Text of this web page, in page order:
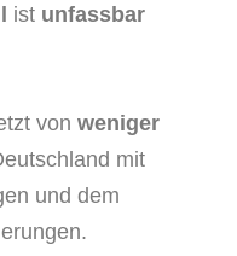
ist unfassbar
von weniger
mit
und dem